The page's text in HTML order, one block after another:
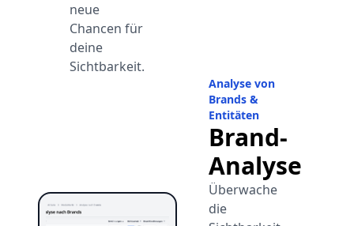
neue
Chancen für
deine
Sichtbarkeit.
Analyse von
Brands &
Entitäten
Brand-
Analyse
Überwache
die